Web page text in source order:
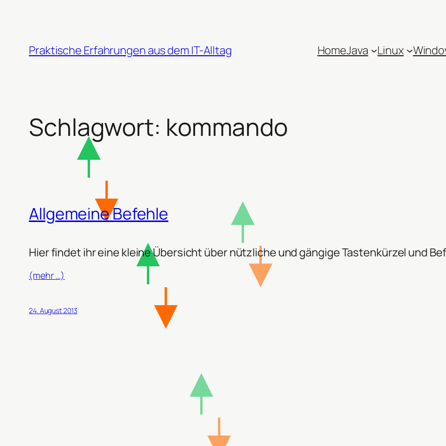
Praktische Erfahrungen aus dem IT-Alltag HomeJava Linux
Schlagwort: kommando
Allgemeine Befehle
Hier findet ihr eine kleine Übersicht über nützliche und gängige Tastenkürzel und
(mehr …)
24. August 2013